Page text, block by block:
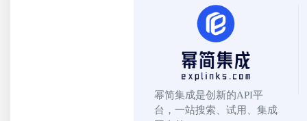
幂简集成是创新的API平
台，一站搜索、试用、集成